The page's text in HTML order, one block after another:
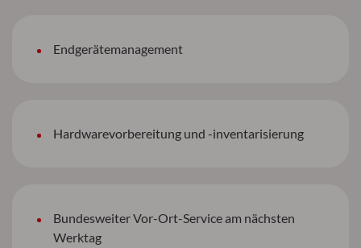
Endgerätemanagement
Hardwarevorbereitung und -inventarisierung
Bundesweiter Vor-Ort-Service am nächsten
Werktag